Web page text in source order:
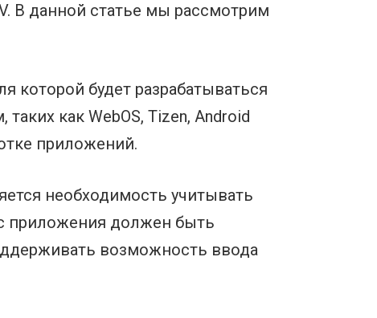
В данной статье мы рассмотрим
которой будет разрабатываться
как WebOS, Tizen, Android
приложений.
необходимость учитывать
приложения должен быть
возможность ввода